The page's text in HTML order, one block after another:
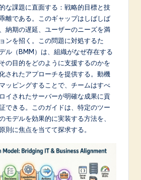
な課題に直面する：戦略的目標と技
離である。このギャップはしばしば
納期の遅延、ユーザーのニーズを満
ンを招く。この問題に対処するた
ル（BMM）は、組織がなぜ存在する
の目的をどのように支援するのかを
されたアプローチを提供する。動機
ッピングすることで、チームはすべ
イされたサーバーが明確な成果に貢
できる。このガイドは、特定のツー
モデルを効果的に実装する方法を、
則に焦点を当てて探求する。